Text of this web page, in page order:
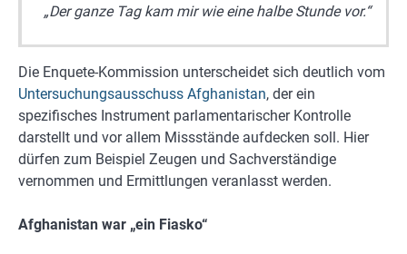
„Der ganze Tag kam mir wie eine halbe Stunde vor.“
Die Enquete-Kommission unterscheidet sich deutlich vom
Untersuchungsausschuss Afghanistan, der ein
spezifisches Instrument parlamentarischer Kontrolle
darstellt und vor allem Missstände aufdecken soll. Hier
dürfen zum Beispiel Zeugen und Sachverständige
vernommen und Ermittlungen veranlasst werden.
Afghanistan war „ein Fiasko“